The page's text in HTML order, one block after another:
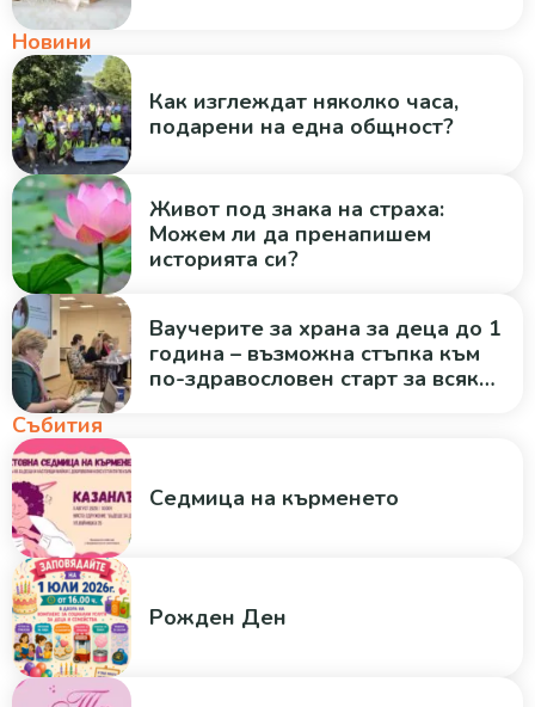
Новини
Как изглеждат няколко часа,
подарени на една общност?
Живот под знака на страха:
Можем ли да пренапишем
историята си?
Ваучерите за храна за деца до 1
година – възможна стъпка към
по-здравословен старт за всяко
Събития
Седмица на кърменето
Рожден Ден